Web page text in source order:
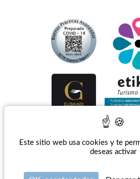
Prensa-Aviso Legal-Politique de confidentialité-
cookies
Este sitio web usa cookies y te
deseas activar